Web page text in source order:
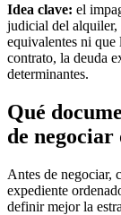
Idea clave: el
judicial del alquiler,
equivalentes ni que
contrato, la deuda
determinantes.
Qué
de
Antes de negociar,
expediente
definir mejor la